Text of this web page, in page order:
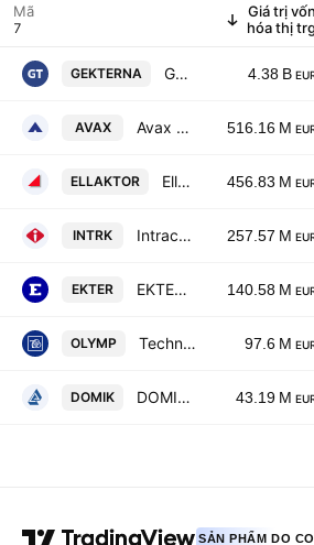
Mã
Giá trị vốn
hóa thị
GEKTERNA Gek Terna S.A. 4.38 B
AVAX Avax S.A. 516.16 M
ELLAKTOR Ellaktor SA 456.83 M
INTRK Intracom Holdings SA 257.57 M
EKTER EKTER S.A. 140.58 M
OLYMP Technical Olympic S.A. 97.6 M
DOMIK DOMIKI KRITIS S.A. 43.19 M
SẢN PHẨM DO